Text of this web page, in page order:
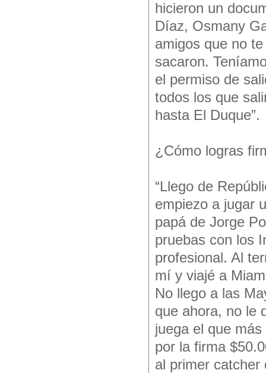
hicieron un
Díaz, Osmany
amigos que no
sacaron.
el permiso de
todos los que
hasta El Duque”.
¿Cómo logras
“Llego de
empiezo a jugar
papá de Jorge
pruebas con los
profesional. Al
mí y viajé a
No llego a las
que ahora, no le
juega el que
por la firma
al primer catcher